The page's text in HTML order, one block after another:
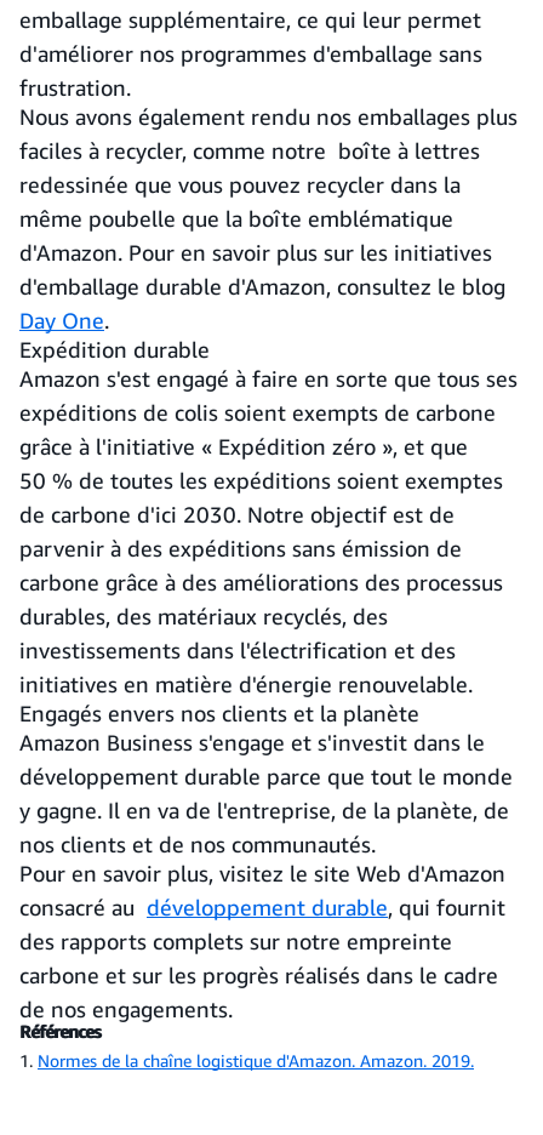
emballage supplémentaire, ce qui leur permet
d'améliorer nos programmes d'emballage sans
frustration.
Nous avons également rendu nos emballages plus
faciles à recycler, comme notre boîte à lettres
redessinée que vous pouvez recycler dans la
même poubelle que la boîte emblématique
d'Amazon. Pour en savoir plus sur les initiatives
d'emballage durable d'Amazon, consultez le blog
Day One.
Expédition durable
Amazon s'est engagé à faire en sorte que tous ses
expéditions de colis soient exempts de carbone
grâce à l'initiative « Expédition zéro », et que
50 % de toutes les expéditions soient exemptes
de carbone d'ici 2030. Notre objectif est de
parvenir à des expéditions sans émission de
carbone grâce à des améliorations des processus
durables, des matériaux recyclés, des
investissements dans l'électrification et des
initiatives en matière d'énergie renouvelable.
Engagés envers nos clients et la planète
Amazon Business s'engage et s'investit dans le
développement durable parce que tout le monde
y gagne. Il en va de l'entreprise, de la planète, de
nos clients et de nos communautés.
Pour en savoir plus, visitez le site Web d'Amazon
consacré au développement durable, qui fournit
des rapports complets sur notre empreinte
carbone et sur les progrès réalisés dans le cadre
de nos engagements.
Références
1. Normes de la chaîne logistique d'Amazon. Amazon. 2019.